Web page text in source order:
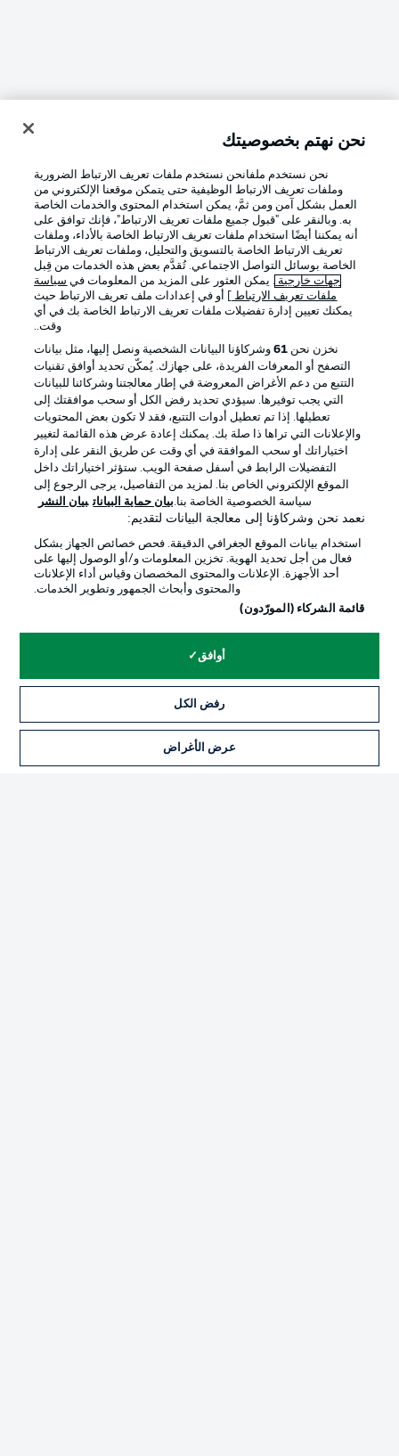
نحن نهتم بخصوصيتك
نحن نستخدم ملفانحن نستخدم ملفات تعريف الارتباط الضرورية
وملفات تعريف الارتباط الوظيفية حتى يتمكن موقعنا الإلكتروني من
العمل بشكل آمن ومن ثمَّ، يمكن استخدام المحتوى والخدمات الخاصة
به. وبالنقر على "قبول جميع ملفات تعريف الارتباط"، فإنك توافق على
أنه يمكننا أيضًا استخدام ملفات تعريف الارتباط الخاصة بالأداء، وملفات
تعريف الارتباط الخاصة بالتسويق والتحليل، وملفات تعريف الارتباط
الخاصة بوسائل التواصل الاجتماعي. تُقدَّم بعض هذه الخدمات من قِبل
جهات خارجية . يمكن العثور على المزيد من المعلومات في سياسة
ملفات تعريف الارتباط
] أو في إعدادات ملف تعريف الارتباط حيث
يمكنك تعيين إدارة تفضيلات ملفات تعريف الارتباط الخاصة بك في أي
وقت..
نخزن نحن 61وشركاؤنا البيانات الشخصية ونصل إليها، مثل بيانات
التصفح أو المعرفات الفريدة، على جهازك. يُمكّن تحديد أوافق تقنيات
التتبع من دعم الأغراض المعروضة في إطار معالجتنا وشركائنا للبيانات
التي يجب توفيرها. سيؤدي تحديد رفض الكل أو سحب موافقتك إلى
تعطيلها. إذا تم تعطيل أدوات التتبع، فقد لا تكون بعض المحتويات
والإعلانات التي تراها ذا صلة بك. يمكنك إعادة عرض هذه القائمة لتغيير
اختياراتك أو سحب الموافقة في أي وقت عن طريق النقر على إدارة
التفضيلات الرابط في أسفل صفحة الويب. ستؤثر اختياراتك داخل
الموقع الإلكتروني الخاص بنا. لمزيد من التفاصيل، يرجى الرجوع إلى
سياسة الخصوصية الخاصة بنا.بيان حماية البيانات بيان النشر
نعمد نحن وشركاؤنا إلى معالجة البيانات لتقديم:
استخدام بيانات الموقع الجغرافي الدقيقة. فحص خصائص الجهاز بشكل
فعال من أجل تحديد الهوية. تخزين المعلومات و/أو الوصول إليها على
أحد الأجهزة. الإعلانات والمحتوى المخصصان وقياس أداء الإعلانات
والمحتوى وأبحاث الجمهور وتطوير الخدمات.
قائمة الشركاء (المورّدون)
أوافق
رفض الكل
عرض الأغراض